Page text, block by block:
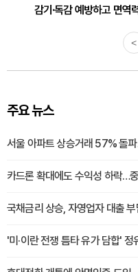
감기·독감 예방하고 면
<
주요 뉴스
서울 아파트 상승거래 57% 돌
카드론 확대에도 수익성 하락…
국채금리 상승, 자영업자 대출
'미·이란 전쟁 틈타 유가 담합'